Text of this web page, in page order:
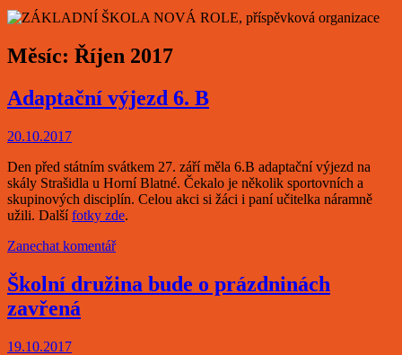
Měsíc: Říjen 2017
Adaptační výjezd 6. B
20.10.2017
Den před státním svátkem 27. září měla 6.B adaptační výjezd na
skály Strašidla u Horní Blatné. Čekalo je několik sportovních a
skupinových disciplín. Celou akci si žáci i paní učitelka náramně
užili. Dalšífotky zde.
Zanechat komentář
Školní družina bude o prázdninách
zavřená
19.10.2017